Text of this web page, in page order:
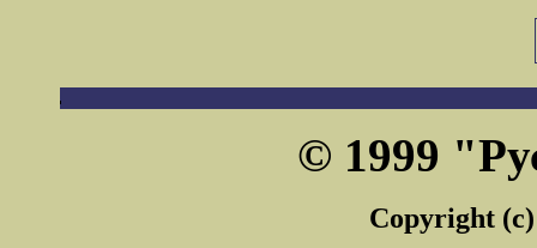
© 1999
Copyright